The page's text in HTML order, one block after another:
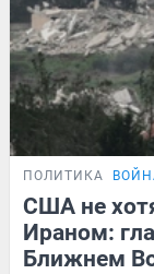
ПОЛИТИКА
США не
Ираном:
Ближнем